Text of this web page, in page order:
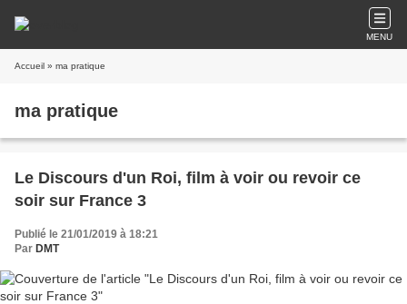
MENU
Accueil » ma pratique
ma pratique
Le Discours d'un Roi, film à voir ou revoir ce
soir sur France 3
Publié le 21/01/2019 à 18:21
Par DMT